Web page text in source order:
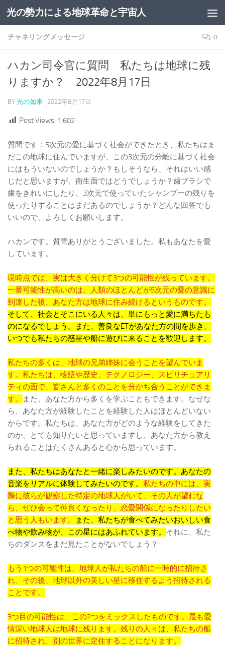
コンテンツへスキップ
光の勢力による地球革命と宇宙人
チャネリングメッセージ 0
ハカン司令官に質問 私たちは地球に残
りますか？ 2022年8月17日
BY 光の如来 · 2022年8月17日
Post Views: 1,602
質問です：5次元の愛に基づく社会ができたとき、私たちはま
だこの地球に住んでいますが、この3次元の分離に基づく社会
にはもういないのでしょうか？もしそうなら、それはいい感
じだと思いますが、衛生面ではどうでしょうか？歯ブラシで
歯をきれいにしたり、3次元で使っていたシャンプーの残りを
使ったりすることはまだあるのでしょうか？どんな回答でも
いいので、よろしくお願いします。
ハカンです。質問ありがとうございました。私もあなたを愛
しています。
現時点では、実は大きく分けて3つの可能性が残っています。
一番可能性が高いのは、人類のほとんどが5次元の愛の意識に
到達した後、あなた方は地球に住み続けるというものです。
そして、社会とそこにいる人々は、単にもっと愛に満ちたも
のになるでしょう。また、善良なETがあなた方の間を歩き、
いつでも私たちの惑星や船に遊びに来ることを歓迎します。
私たちの多くは、地球の兄弟姉妹に会うことを望んでいま
す。私たちは、物語や歴史、テクノロジー、スピリチュアリ
ティの面で、皆さんと多くのことを分かち合うことができま
す。
また、あなた方から多くを学ぶこともできます。なぜな
ら、あなた方が経験したことを経験した人はほとんどいない
からです。私たちは、あなた方がどのような経験をしてきた
のか、とても知りたいと思っていますし、あなた方から教え
られることはたくさんあると心から思っています。
また、私たちはあなたと一緒に楽しみたいのです。あなたの
音楽をリアルに体験してみたいのです。 私たちの中には、実
際に彼らが観察した特定の地球人がいて、その人が望むな
ら、ぜひ会って仲良くなったり、恋愛関係になったりしたい
と思う人もいます。
また、私たちが食べてみたいおいしい食
べ物や飲み物が、この星にはあふれています。 それに、私た
ちのダンスをまだ見たことがないでしょう？
もう1つの可能性は、地球人が私たちの船に一時的に招待さ
れ、その後、地球以外の美しい星に移住するよう招待される
ことです。
3つ目の可能性は、この2つをミックスしたものです。最も愛
情深い地球人は地球に残ります。残りの人々は、私たちの船
に招待され、別の世界に定住することになります。